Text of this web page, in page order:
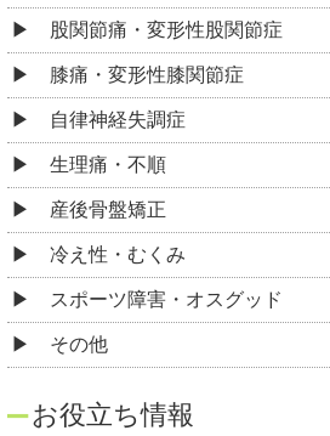
股関節痛・変形性股関節症
膝痛・変形性膝関節症
自律神経失調症
生理痛・不順
産後骨盤矯正
冷え性・むくみ
スポーツ障害・オスグッド
その他
お役立ち情報